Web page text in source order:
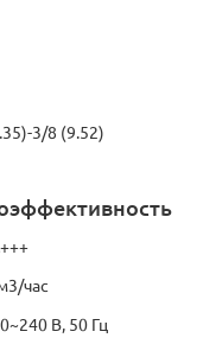
3/8 (9.52)
час
В, 50 Гц